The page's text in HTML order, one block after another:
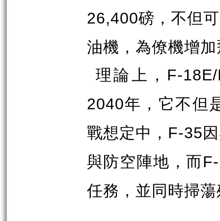
26,400磅，不但
油機，為僚機增
理論上， F-
2040年，它不但
戰想定中， F-35
與防空陣地，而
任務，並同時掃